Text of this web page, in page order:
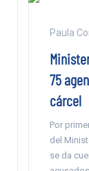
Paula
75
cárcel
Por
del
se da